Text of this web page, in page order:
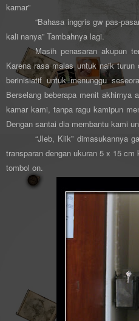
kamar”
“Bahasa inggris gw pas-
kali nanya” Tambahnya lagi.
Masih penasaran akupun
Karena rasa malas untuk naik
berinisiatif untuk menunggu
Berselang beberapa menit akhirnya
kamar kami, tanpa ragu kamipun
Dengan santai dia membantu kami
“Jleb, Klik” dimasukannya
transparan dengan ukuran 5 x 15
tombol on.